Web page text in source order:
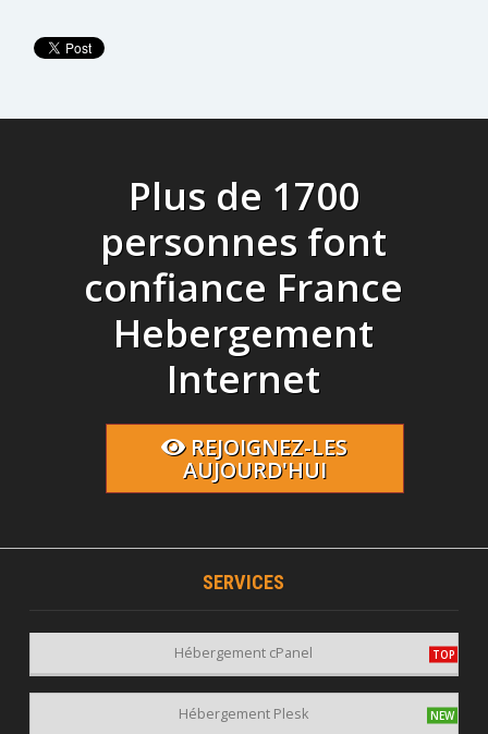
Plus de 1700
personnes font
confiance France
Hebergement
Internet
REJOIGNEZ-LES
AUJOURD'HUI
SERVICES
Hébergement cPanel
Hébergement Plesk